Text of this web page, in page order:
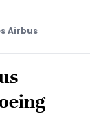
Airbus